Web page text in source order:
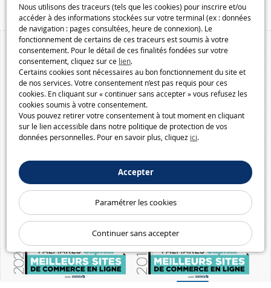
Nous utilisons des traceurs (tels que les cookies) pour inscrire et/ou
accéder à des informations stockées sur votre terminal (ex : données
de navigation : pages consultées, heure de connexion). Le
fonctionnement de certains de ces traceurs est soumis à votre
consentement. Pour le détail de ces finalités fondées sur votre
consentement, cliquez sur ce lien.
Certains cookies sont nécessaires au bon fonctionnement du site et
de nos services. Votre consentement n’est pas requis pour ces
cookies. En cliquant sur « continuer sans accepter » vous refusez les
cookies soumis à votre consentement.
Vous pouvez retirer votre consentement à tout moment en cliquant
sur le lien accessible dans notre politique de protection de vos
données personnelles. Pour en savoir plus, cliquez ici.
Accepter
Paramétrer les cookies
Continuer sans accepter